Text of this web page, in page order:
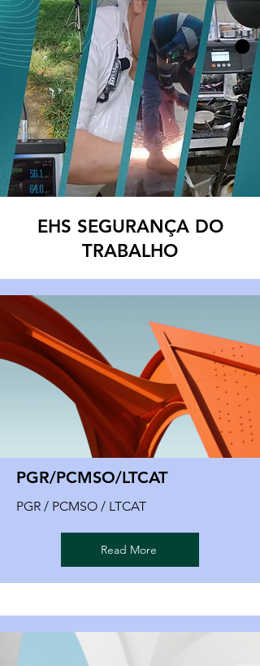
EHS SEGURANÇA DO
TRABALHO
PGR/PCMSO/LTCAT
PGR / PCMSO / LTCAT
Read More